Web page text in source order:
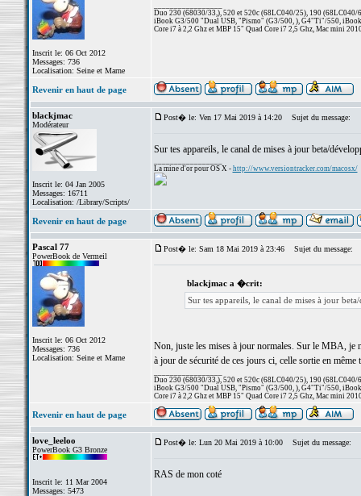
Inscrit le: 06 Oct 2012
Messages: 736
Localisation: Seine et Marne
Duo 230 (68030/33,), 520 et 520c (68LC040/25), 190 (68LC040/
iBook G3/500 "Dual USB, "Pismo" (G3/500, ), G4"Ti"/550,
Core i7 à 2,2 Ghz et MBP 15" Quad Core i7 2,5 Ghz, Mac mini
Revenir en haut de page
blackjmac
Modérateur
Inscrit le: 04 Jan 2005
Messages: 16711
Localisation: /Library/Scripts/
Post� le: Ven 17 Mai 2019 à 14:20 Sujet du message:
Sur tes appareils, le canal de mises à jour beta/
La mine d'or pour OS X - http://www.versiontracker.com/macosx/
Revenir en haut de page
Pascal 77
PowerBook de Vermeil
Inscrit le: 06 Oct 2012
Messages: 736
Localisation: Seine et Marne
Post� le: Sam 18 Mai 2019 à 23:46 Sujet du message:
blackjmac a �crit:
Sur tes appareils, le canal de mises à jour
Non, juste les mises à jour normales. Sur le MBA, je
à jour de sécurité de ces jours ci, celle sortie en
Duo 230 (68030/33,), 520 et 520c (68LC040/25), 190 (68LC040/
iBook G3/500 "Dual USB, "Pismo" (G3/500, ), G4"Ti"/550,
Core i7 à 2,2 Ghz et MBP 15" Quad Core i7 2,5 Ghz, Mac mini
Revenir en haut de page
love_leeloo
PowerBook G3 Bronze
Inscrit le: 11 Mar 2004
Messages: 5473
Post� le: Lun 20 Mai 2019 à 10:00 Sujet du message:
RAS de mon coté